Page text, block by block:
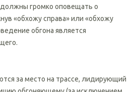
круг должны уступать дорогу
громко оповещать о
«обхожу справа» или «обхожу
обгона является